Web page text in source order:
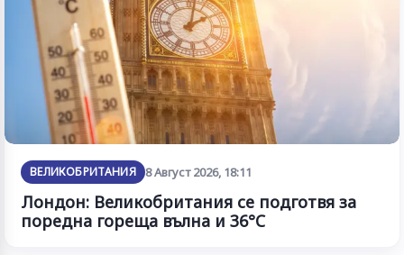
ВЕЛИКОБРИТАНИЯ 8 Август 2026, 18:11
Лондон: Великобритания се подготвя за
поредна гореща вълна и 36°C